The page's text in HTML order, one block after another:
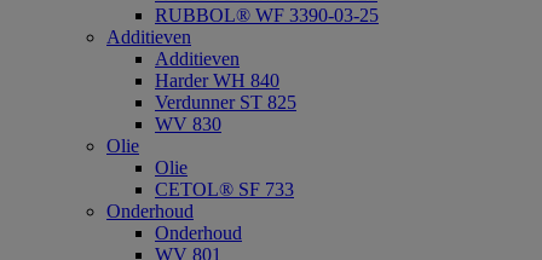
RUBBOL® WF 3390-03-25
Additieven
Additieven
Harder WH 840
Verdunner ST 825
WV 830
Olie
Olie
CETOL® SF 733
Onderhoud
Onderhoud
WV 801